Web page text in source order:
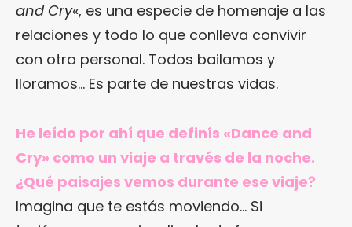
and Cry«, es una especie de homenaje a las
relaciones y todo lo que conlleva convivir
con otra personal. Todos bailamos y
lloramos… Es parte de nuestras vidas.
He leído por ahí que definís «Dance and
Cry» como un viaje a través de la noche.
¿Qué paisajes vemos durante ese viaje?
Imagina que te estás moviendo… Si